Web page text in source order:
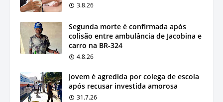
3.8.26
Segunda morte é confirmada após
colisão entre ambulância de Jacobina e
carro na BR-324
4.8.26
Jovem é agredida por colega de escola
após recusar investida amorosa
31.7.26